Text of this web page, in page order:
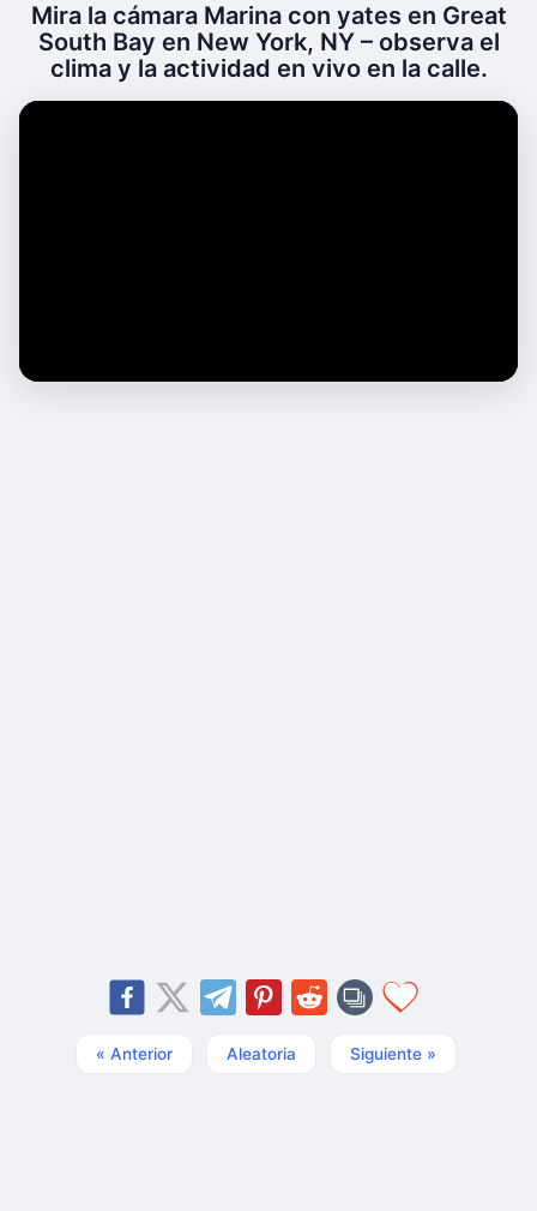
Mira la cámara Marina con yates en Great
South Bay en New York, NY – observa el
clima y la actividad en vivo en la calle.
« Anterior Aleatoria Siguiente »